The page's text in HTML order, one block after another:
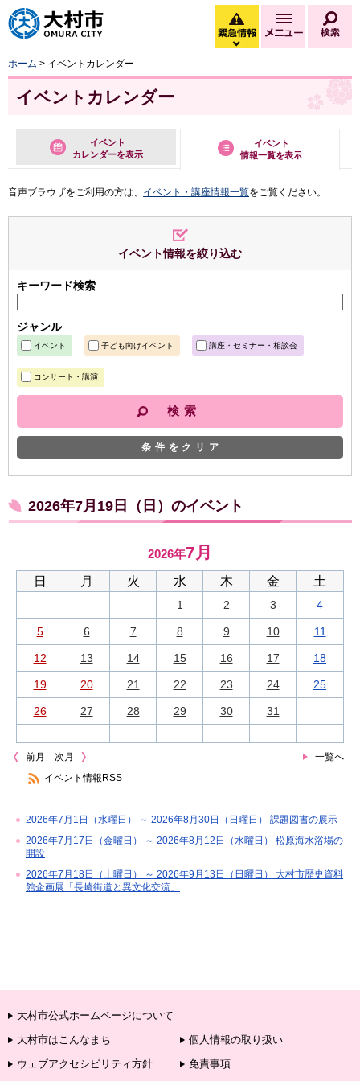
大村市
緊急情報
緊急情報を開く
メニュー
ホーム > イベントカレンダー
イベントカレンダー
イベント
カレンダーを表示
イベント
情報一覧を表示
音声ブラウザをご利用の方は、 イベント・講座情報一覧をご覧ください。
イベント情報を絞り込む
キーワード検索
ジャンル
イベント 子ども向けイベント 講座・セミナー・相談会
コンサート・講演
条件をクリア
2026年7月19日（日）のイベント
2026年7月
日 月 火 水 木 金 土
1 2 3 4
5 6 7 8 9 10 11
12 13 14 15 16 17 18
19 20 21 22 23 24 25
26 27 28 29 30 31
前月 一覧へ
次月
イベント情報RSS
2026年7月1日（水曜日） ～ 2026年8月30日（日曜日） 課題図書の展示
2026年7月17日（金曜日） ～ 2026年8月12日（水曜日） 松原海水浴場の
開設
2026年7月18日（土曜日） ～ 2026年9月13日（日曜日） 大村市歴史資料
館企画展「長崎街道と異文化交流」
大村市公式ホームページについて
大村市はこんなまち
個人情報の取り扱い
ウェブアクセシビリティ方針
免責事項